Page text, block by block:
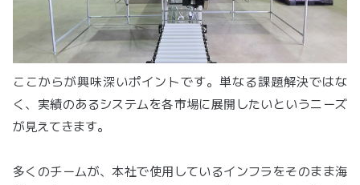
ここからが興味深いポイントです。単なる課題解決ではな
く、実績のあるシステムを各市場に展開したいというニーズ
が見えてきます。
多くのチームが、本社で使用しているインフラをそのまま海